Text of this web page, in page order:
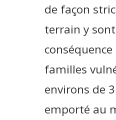
de façon
terrain y
familles
environs de
emporté au